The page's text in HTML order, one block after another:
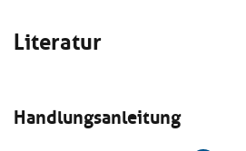
Literatur
Handlungsanleitung